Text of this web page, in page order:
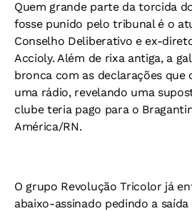
Quem grande parte da torcida
fosse punido pelo tribunal é o
Conselho Deliberativo e ex-
Accioly. Além de rixa antiga, a
bronca com as declarações que
uma rádio, revelando uma
clube teria pago para o
América/RN.
O grupo Revolução Tricolor já
abaixo-assinado pedindo a